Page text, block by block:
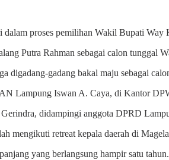
proses pemilihan Wakil Bupati Way
Putra Rahman sebagai calon tunggal
digadang-gadang bakal maju sebagai
Lampung Iswan A. Caya, di Kantor
didampingi anggota DPRD
mengikuti retreat kepala daerah di
yang berlangsung hampir satu